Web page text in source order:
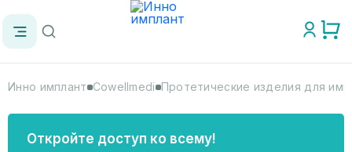
Инно имплант Cowellmedi Протетические изделия для
Откройте доступ ко всему!